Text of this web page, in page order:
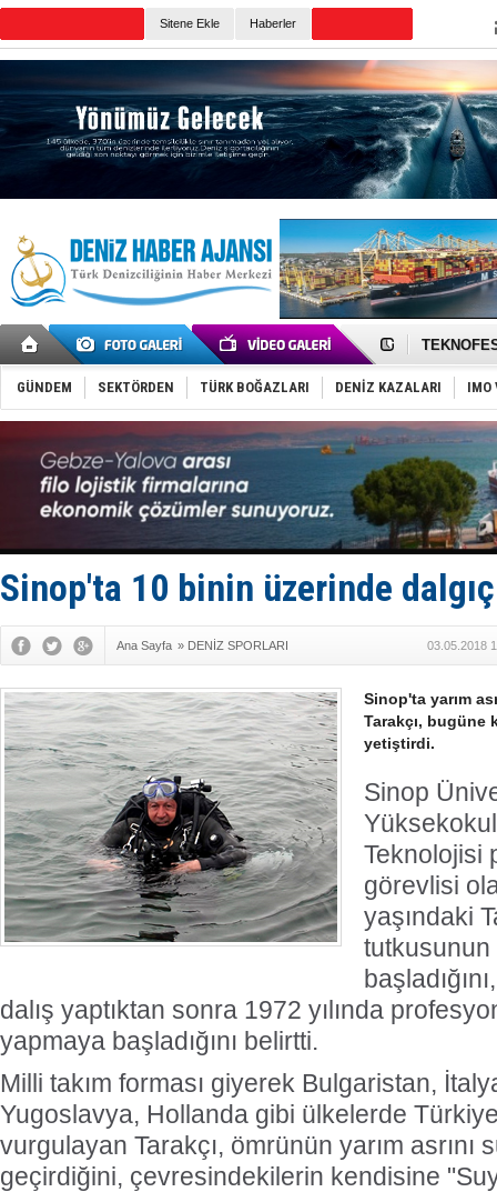
Sitene Ekle Haberler
TAYK -
Tersane
İngiliz
FESCO,
DESE,
35 milyon
İnsansız
Yüzyıl
Anadolu
Derince,
İTU AUV,
GÜNDEM SEKTÖRDEN TÜRK BOĞAZLARI DENİZ KAZALARI IMO
Sinop'ta 10 binin üzerinde
Ana Sayfa » DENİZ SPORLARI 03.05.2018
Sinop'ta yarım
Tarakçı, bugüne
yetiştirdi.
Sinop
Teknolojisi
görevlisi
yaşındaki
dalış yaptıktan sonra 1972 yılında
yapmaya başladığını belirtti.
Milli takım forması giyerek Bulgaristan,
Yugoslavya, Hollanda gibi ülkelerde
vurgulayan Tarakçı, ömrünün yarım asrını
geçirdiğini, çevresindekilerin kendisine